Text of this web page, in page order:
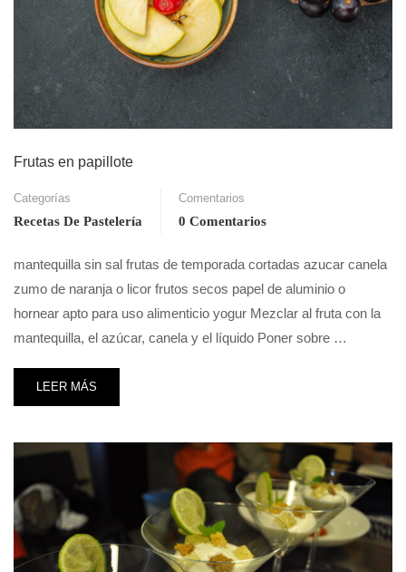
Frutas en papillote
Categorías
Recetas De Pastelería
Comentarios
0 Comentarios
mantequilla sin sal frutas de temporada cortadas azucar canela
zumo de naranja o licor frutos secos papel de aluminio o
hornear apto para uso alimenticio yogur Mezclar al fruta con la
mantequilla, el azúcar, canela y el líquido Poner sobre …
LEER MÁS